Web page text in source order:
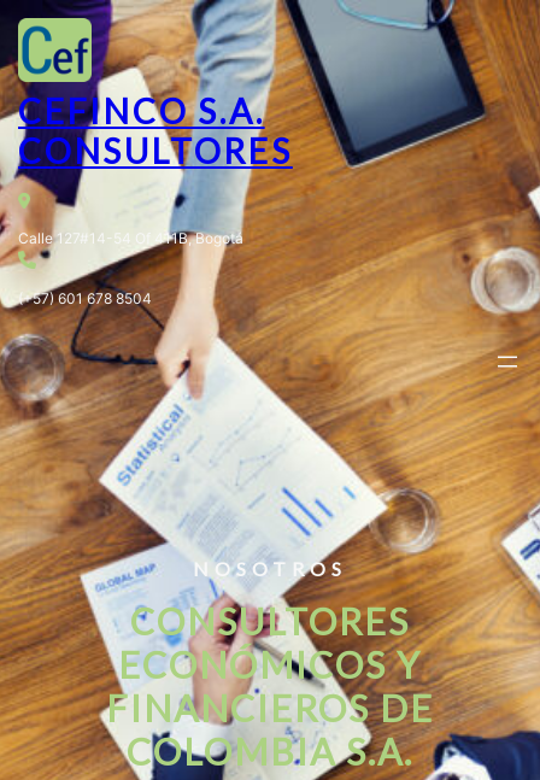
CEFINCO S.A.
CONSULTORES
Calle 127#14-54 Of 411B, Bogotá
(+57) 601 678 8504
NOSOTROS
CONSULTORES
ECONÓMICOS Y
FINANCIEROS DE
COLOMBIA S.A.